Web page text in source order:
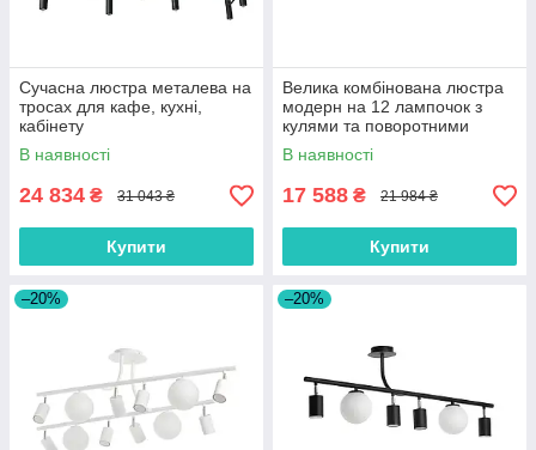
Сучасна люстра металева на
тросах для кафе, кухні,
кабінету
В наявності
24 834 ₴ 31 043 ₴
Купити
Велика комбінована люстра
модерн на 12 лампочок з
кулями та поворотними
тубусами
В наявності
17 588 ₴ 21 984 ₴
Купити
–20% –20%